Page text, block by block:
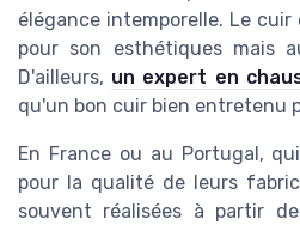
élégance intemporelle. Le
pour son esthétiques mais
D'ailleurs, un expert en
qu'un bon cuir bien entretenu
En France ou au Portugal,
pour la qualité de leurs
souvent réalisées à partir